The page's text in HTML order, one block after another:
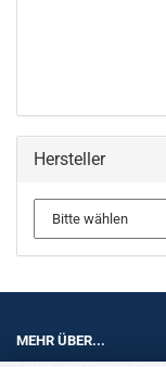
Hersteller
MEHR ÜBER...